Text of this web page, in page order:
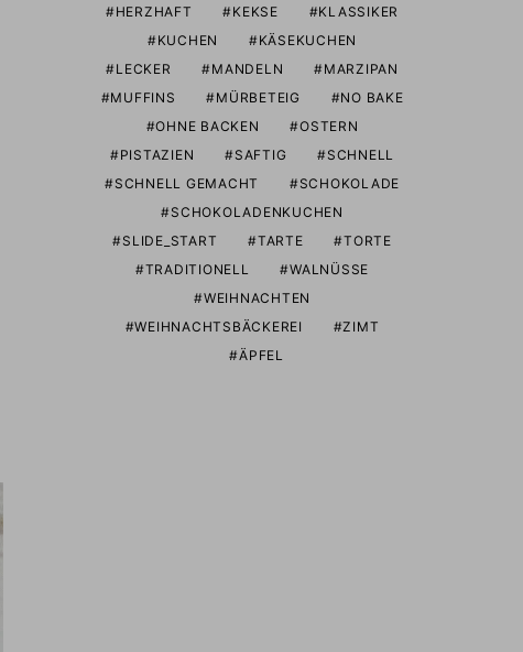
HERZHAFT
KEKSE
KLASSIKER
KUCHEN
KÄSEKUCHEN
LECKER
MANDELN
MARZIPAN
MUFFINS
MÜRBETEIG
NO BAKE
OHNE BACKEN
OSTERN
PISTAZIEN
SAFTIG
SCHNELL
SCHNELL GEMACHT
SCHOKOLADE
SCHOKOLADENKUCHEN
SLIDE_START
TARTE
TORTE
TRADITIONELL
WALNÜSSE
WEIHNACHTEN
WEIHNACHTSBÄCKEREI
ZIMT
ÄPFEL